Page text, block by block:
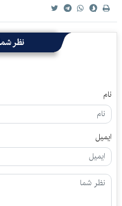
نظر
نام
ایمیل